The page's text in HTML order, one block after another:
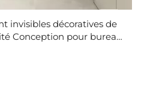
invisibles décoratives de
Conception pour bureau